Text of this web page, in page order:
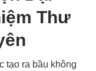
Thư
tạo ra bầu không